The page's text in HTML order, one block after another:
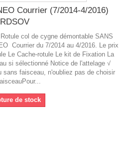
Courrier (7/2014-4/2016)
RDSOV
col de cygne démontable SANS
Courrier du 7/2014 au 4/2016. Le prix
Le Cache-rotule Le kit de Fixation La
si sélectionné Notice de l'attelage √
sans faisceau, n'oubliez pas de choisir
de stock